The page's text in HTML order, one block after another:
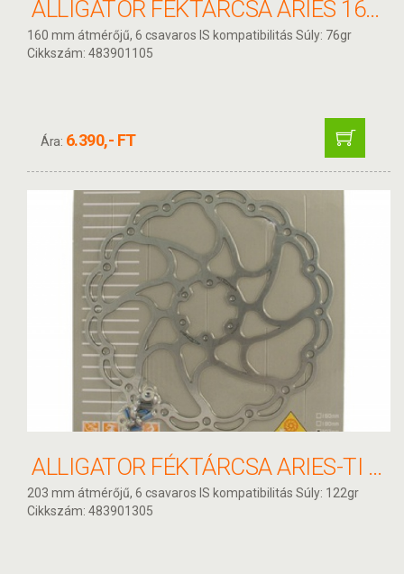
ALLIGATOR FÉKTÁRCSA ARIES 160MM HKR21
160 mm átmérőjű, 6 csavaros IS kompatibilitás Súly: 76gr
Cikkszám: 483901105
Ára: 6.390,- FT
ALLIGATOR FÉKTÁRCSA ARIES-TI 203MM HKR23TI
203 mm átmérőjű, 6 csavaros IS kompatibilitás Súly: 122gr
Cikkszám: 483901305